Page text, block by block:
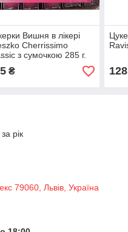
Вишня в лікері
Cherrissimo
з сумочкою 285 г.
₴ 128
рік
79060, Львів, Україна